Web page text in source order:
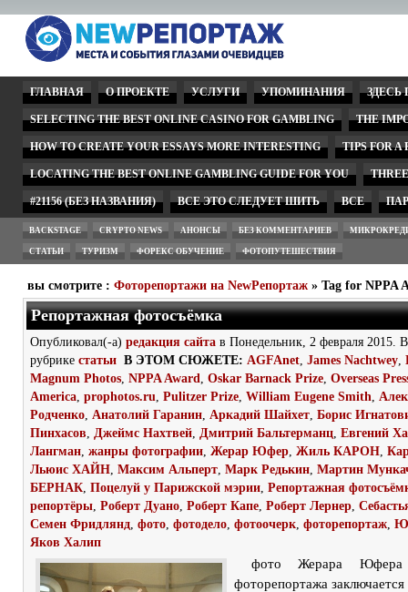
ГЛАВНАЯ О ПРОЕКТЕ УСЛУГИ УПОМИНАНИЯ
SELECTING THE BEST ONLINE CASINO FOR GAMBLING THE
HOW TO CREATE YOUR ESSAYS MORE INTERESTING TIPS FOR A
LOCATING THE BEST ONLINE GAMBLING GUIDE FOR YOU
#21156 (БЕЗ НАЗВАНИЯ) ВСЕ ЭТО СЛЕДУЕТ ШИТЬ ВСЕ
BACKSTAGE CRYPTO NEWS АНОНСЫ БЕЗ КОММЕНТАРИЕВ
СТАТЬИ ТУРИЗМ ФОРЕКС ОБУЧЕНИЕ ФОТОПУТЕШЕСТВИЯ
вы смотрите : Фоторепортажи на NewРепортаж » Tag for NPPA
Репортажная фотосъёмка
Опубликовал(-а) редакция сайта в Понедельник, 2 февраля 2015. В
рубрике статьи В ЭТОМ СЮЖЕТЕ: AGFAnet James Nachtwey
Magnum Photos NPPA Award Oskar Barnack Prize Overseas
America prophotos.ru Pulitzer Prize William Eugene Smith
Родченко Анатолий Гаранин Аркадий Шайхет Борис
Пинхасов
Джеймс Нахтвей Дмитрий Бальтерманц Евгений
Лангман жанры фотографии Жерар Юфер Жиль КАРОН
Льюис ХАЙН Максим Альперт Марк Редькин Мартин
БЕРНАК Поцелуй у Парижской мэрии Репортажная
репортёры Роберт Дуано Роберт Капе Роберт Лернер
Семен Фридлянд фото фотодело фотоочерк фоторепортаж
Яков Халип
фото Жерара Юфера
фоторепортажа